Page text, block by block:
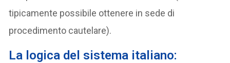
tipicamente possibile ottenere in sede di
procedimento cautelare).
La logica del sistema italiano: